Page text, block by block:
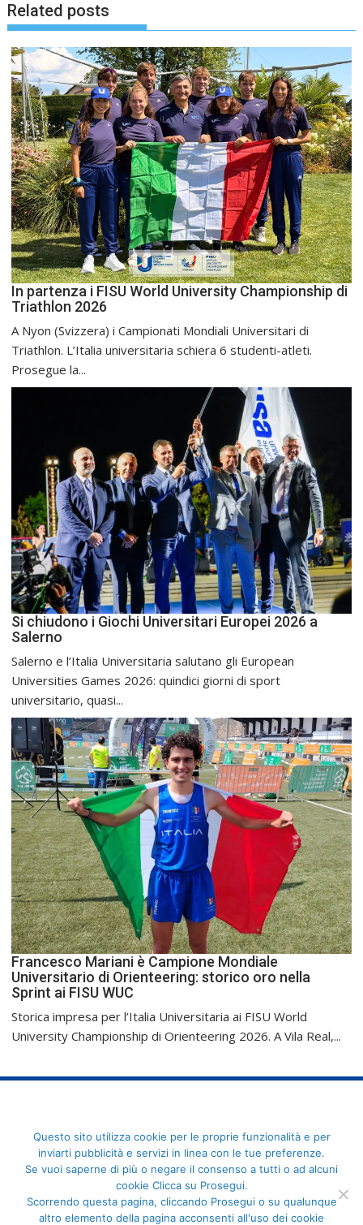
Related posts
In partenza i FISU World University Championship di
Triathlon 2026
A Nyon (Svizzera) i Campionati Mondiali Universitari di
Triathlon. L’Italia universitaria schiera 6 studenti-atleti.
Prosegue la...
Si chiudono i Giochi Universitari Europei 2026 a
Salerno
Salerno e l’Italia Universitaria salutano gli European
Universities Games 2026: quindici giorni di sport
universitario, quasi...
Francesco Mariani è Campione Mondiale
Universitario di Orienteering: storico oro nella
Sprint ai FISU WUC
Storica impresa per l’Italia Universitaria ai FISU World
University Championship di Orienteering 2026. A Vila Real,...
FederCUSI: Federazione Italiana dello Sport Universitario - Via
Angelo Brofferio, 7 - 00195 Roma - C.F. 80109270589
Questo sito utilizza cookie per le proprie funzionalità e per
inviarti pubblicità e servizi in linea con le tue preferenze.
Se vuoi saperne di più o negare il consenso a tutti o ad alcuni
cookie Clicca su Prosegui.
Scorrendo questa pagina, cliccando Prosegui o su qualunque
altro elemento della pagina acconsenti all'uso dei cookie